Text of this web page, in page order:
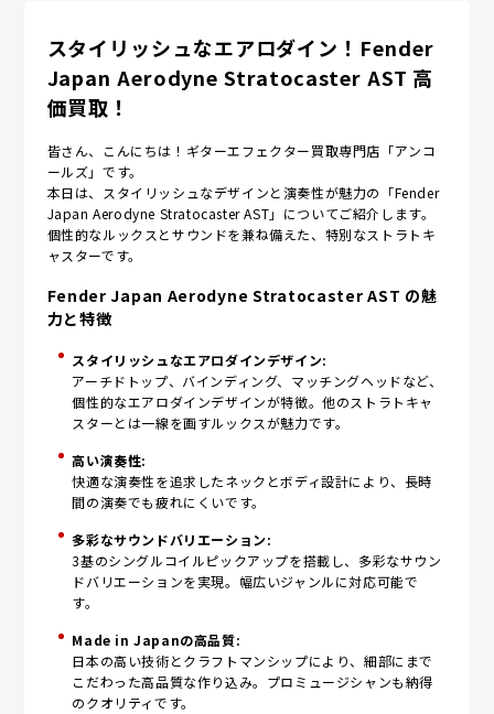
スタイリッシュなエアロダイン！Fender
Japan Aerodyne Stratocaster AST 高
価買取！
皆さん、こんにちは！ギターエフェクター買取専門店「アンコ
ールズ」です。
本日は、スタイリッシュなデザインと演奏性が魅力の「Fender
Japan Aerodyne Stratocaster AST」についてご紹介します。
個性的なルックスとサウンドを兼ね備えた、特別なストラトキ
ャスターです。
Fender Japan Aerodyne Stratocaster AST の魅
力と特徴
スタイリッシュなエアロダインデザイン:
アーチドトップ、バインディング、マッチングヘッドなど、
個性的なエアロダインデザインが特徴。他のストラトキャ
スターとは一線を画すルックスが魅力です。
高い演奏性:
快適な演奏性を追求したネックとボディ設計により、長時
間の演奏でも疲れにくいです。
多彩なサウンドバリエーション:
3基のシングルコイルピックアップを搭載し、多彩なサウン
ドバリエーションを実現。幅広いジャンルに対応可能で
す。
Made in Japanの高品質:
日本の高い技術とクラフトマンシップにより、細部にまで
こだわった高品質な作り込み。プロミュージシャンも納得
のクオリティです。